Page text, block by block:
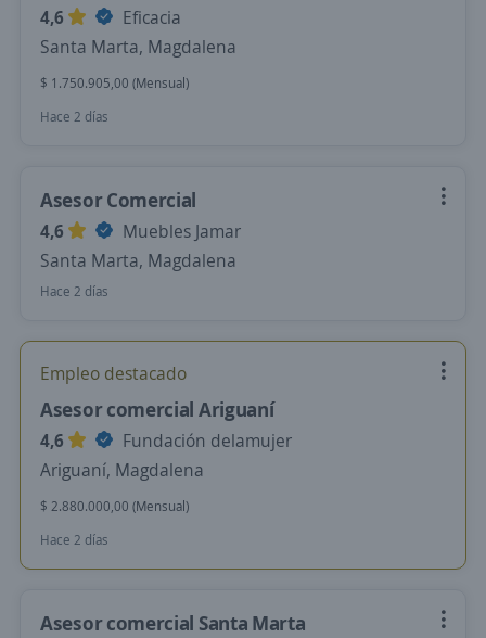
4,6
Eficacia
Santa Marta, Magdalena
$ 1.750.905,00 (Mensual)
Hace 2 días
Asesor Comercial
4,6
Muebles Jamar
Santa Marta, Magdalena
Hace 2 días
Empleo destacado
Asesor comercial Ariguaní
4,6
Fundación delamujer
Ariguaní, Magdalena
$ 2.880.000,00 (Mensual)
Hace 2 días
Asesor comercial Santa Marta